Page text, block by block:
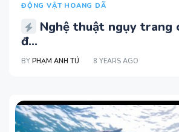
ĐỘNG VẬT HOANG DÃ
Nghệ thuật ngụy trang
đ...
BY PHẠM ANH TÚ 8 YEARS AGO